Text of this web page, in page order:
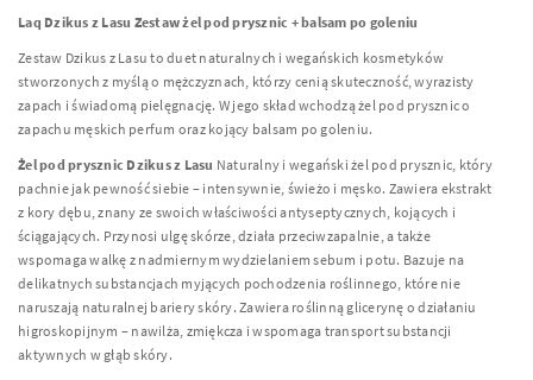
Laq Dzikus z Lasu Zestaw żel pod prysznic + balsam po goleniu
Zestaw Dzikus z Lasu to duet naturalnych i wegańskich kosmetyków
stworzonych z myślą o mężczyznach, którzy cenią skuteczność, wyrazisty
zapach i świadomą pielęgnację. W jego skład wchodzą żel pod prysznic o
zapachu męskich perfum oraz kojący balsam po goleniu.
Żel pod prysznic Dzikus z Lasu Naturalny i wegański żel pod prysznic, który
pachnie jak pewność siebie – intensywnie, świeżo i męsko. Zawiera ekstrakt
z kory dębu, znany ze swoich właściwości antyseptycznych, kojących i
ściągających. Przynosi ulgę skórze, działa przeciwzapalnie, a także
wspomaga walkę z nadmiernym wydzielaniem sebum i potu. Bazuje na
delikatnych substancjach myjących pochodzenia roślinnego, które nie
naruszają naturalnej bariery skóry. Zawiera roślinną glicerynę o działaniu
higroskopijnym – nawilża, zmiękcza i wspomaga transport substancji
aktywnych w głąb skóry.